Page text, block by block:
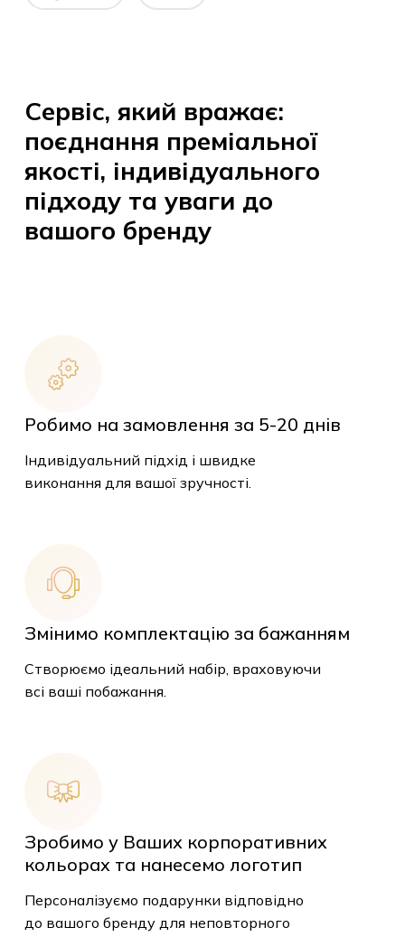
Сервіс, який вражає:
поєднання преміальної
якості, індивідуального
підходу та уваги до
вашого бренду
Робимо на замовлення за 5-20 днів
Індивідуальний підхід і швидке
виконання для вашої зручності.
Змінимо комплектацію за бажанням
Створюємо ідеальний набір, враховуючи
всі ваші побажання.
Зробимо у Ваших корпоративних
кольорах та нанесемо логотип
Персоналізуємо подарунки відповідно
до вашого бренду для неповторного